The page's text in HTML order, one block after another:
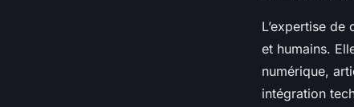
L’expertise
et humains.
numérique,
intégration